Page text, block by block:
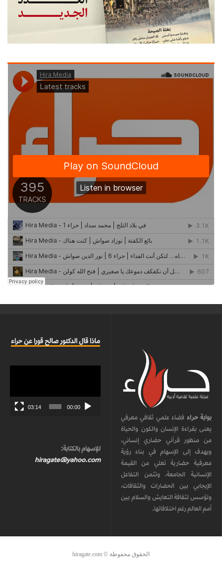
بوابة حراء فضاء علمي ثقافي معرفي
يعنى بقراءة الإنسان والكون والحياة
من منظور قرآني حضاري إنساني،
ويهدف إلى الإسهام في بناء رؤية
معرفية حضارية تعلي من القيمة
الإنسانية الجامعة، وتثمن التفاعل
الإيجابي بين الحضارات والثقافات،
وتؤسس لثقافة التعايش والسلام بين
أمم العالم رغم اختلافاتها.
ماذا قال الدكتور صالح قورا عن حراء
00:00
03:14
للإسهام بالكتابة:
hiragate@yahoo.com
الحقوق محفوظة © hiragate.com